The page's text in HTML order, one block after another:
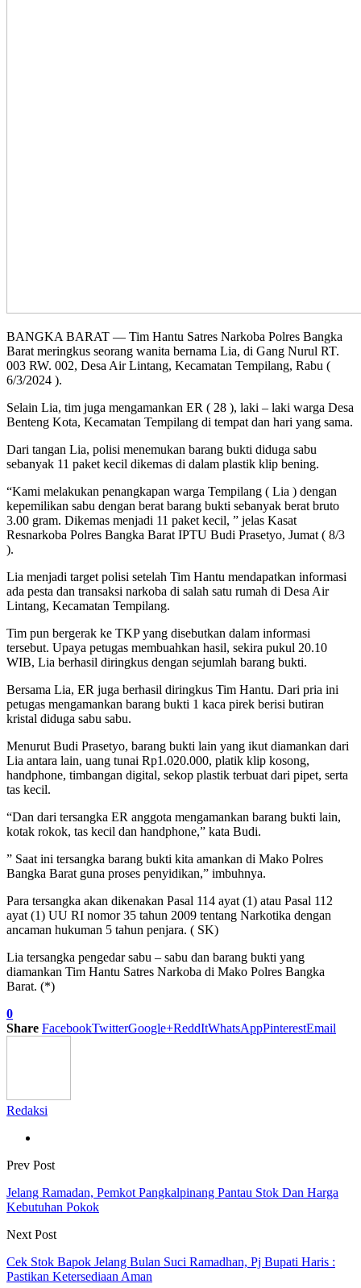
BANGKA BARAT — Tim Hantu Satres Narkoba Polres Bangka
Barat meringkus seorang wanita bernama Lia, di Gang Nurul RT.
003 RW. 002, Desa Air Lintang, Kecamatan Tempilang, Rabu (
6/3/2024 ).
Selain Lia, tim juga mengamankan ER ( 28 ), laki – laki warga Desa
Benteng Kota, Kecamatan Tempilang di tempat dan hari yang sama.
Dari tangan Lia, polisi menemukan barang bukti diduga sabu
sebanyak 11 paket kecil dikemas di dalam plastik klip bening.
“Kami melakukan penangkapan warga Tempilang ( Lia ) dengan
kepemilikan sabu dengan berat barang bukti sebanyak berat bruto
3.00 gram. Dikemas menjadi 11 paket kecil, ” jelas Kasat
Resnarkoba Polres Bangka Barat IPTU Budi Prasetyo, Jumat ( 8/3
).
Lia menjadi target polisi setelah Tim Hantu mendapatkan informasi
ada pesta dan transaksi narkoba di salah satu rumah di Desa Air
Lintang, Kecamatan Tempilang.
Tim pun bergerak ke TKP yang disebutkan dalam informasi
tersebut. Upaya petugas membuahkan hasil, sekira pukul 20.10
WIB, Lia berhasil diringkus dengan sejumlah barang bukti.
Bersama Lia, ER juga berhasil diringkus Tim Hantu. Dari pria ini
petugas mengamankan barang bukti 1 kaca pirek berisi butiran
kristal diduga sabu sabu.
Menurut Budi Prasetyo, barang bukti lain yang ikut diamankan dari
Lia antara lain, uang tunai Rp1.020.000, platik klip kosong,
handphone, timbangan digital, sekop plastik terbuat dari pipet, serta
tas kecil.
“Dan dari tersangka ER anggota mengamankan barang bukti lain,
kotak rokok, tas kecil dan handphone,” kata Budi.
” Saat ini tersangka barang bukti kita amankan di Mako Polres
Bangka Barat guna proses penyidikan,” imbuhnya.
Para tersangka akan dikenakan Pasal 114 ayat (1) atau Pasal 112
ayat (1) UU RI nomor 35 tahun 2009 tentang Narkotika dengan
ancaman hukuman 5 tahun penjara. ( SK)
Lia tersangka pengedar sabu – sabu dan barang bukti yang
diamankan Tim Hantu Satres Narkoba di Mako Polres Bangka
Barat. (*)
0
Share FacebookTwitterGoogle+ReddItWhatsAppPinterestEmail
Redaksi
Prev Post
Jelang Ramadan, Pemkot Pangkalpinang Pantau Stok Dan Harga
Kebutuhan Pokok
Next Post
Cek Stok Bapok Jelang Bulan Suci Ramadhan, Pj Bupati Haris :
Pastikan Ketersediaan Aman